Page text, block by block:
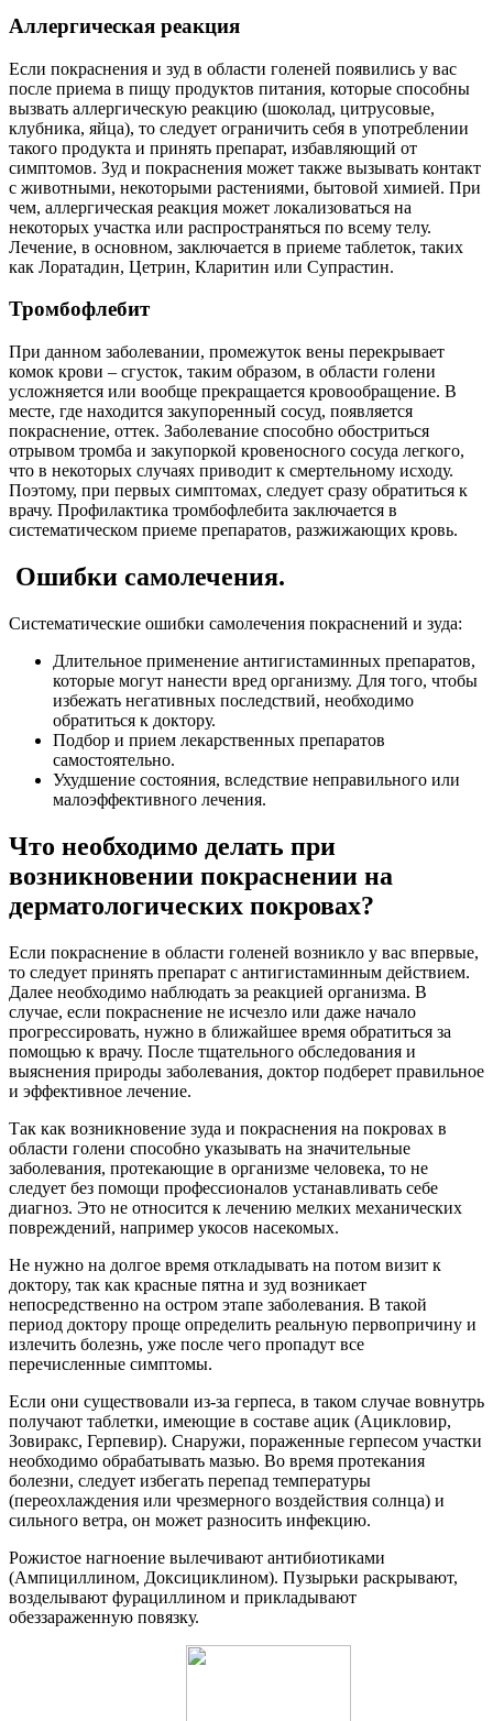
Аллергическая реакция
Если покраснения и зуд в области голеней появились у вас
после приема в пищу продуктов питания, которые способны
вызвать аллергическую реакцию (шоколад, цитрусовые,
клубника, яйца), то следует ограничить себя в употреблении
такого продукта и принять препарат, избавляющий от
симптомов. Зуд и покраснения может также вызывать контакт
с животными, некоторыми растениями, бытовой химией. При
чем, аллергическая реакция может локализоваться на
некоторых участка или распространяться по всему телу.
Лечение, в основном, заключается в приеме таблеток, таких
как Лоратадин, Цетрин, Кларитин или Супрастин.
Тромбофлебит
При данном заболевании, промежуток вены перекрывает
комок крови – сгусток, таким образом, в области голени
усложняется или вообще прекращается кровообращение. В
месте, где находится закупоренный сосуд, появляется
покраснение, оттек. Заболевание способно обостриться
отрывом тромба и закупоркой кровеносного сосуда легкого,
что в некоторых случаях приводит к смертельному исходу.
Поэтому, при первых симптомах, следует сразу обратиться к
врачу. Профилактика тромбофлебита заключается в
систематическом приеме препаратов, разжижающих кровь.
Ошибки самолечения.
Систематические ошибки самолечения покраснений и зуда:
Длительное применение антигистаминных препаратов,
которые могут нанести вред организму. Для того, чтобы
избежать негативных последствий, необходимо
обратиться к доктору.
Подбор и прием лекарственных препаратов
самостоятельно.
Ухудшение состояния, вследствие неправильного или
малоэффективного лечения.
Что необходимо делать при
возникновении покраснении на
дерматологических покровах?
Если покраснение в области голеней возникло у вас впервые,
то следует принять препарат с антигистаминным действием.
Далее необходимо наблюдать за реакцией организма. В
случае, если покраснение не исчезло или даже начало
прогрессировать, нужно в ближайшее время обратиться за
помощью к врачу. После тщательного обследования и
выяснения природы заболевания, доктор подберет правильное
и эффективное лечение.
Так как возникновение зуда и покраснения на покровах в
области голени способно указывать на значительные
заболевания, протекающие в организме человека, то не
следует без помощи профессионалов устанавливать себе
диагноз. Это не относится к лечению мелких механических
повреждений, например укосов насекомых.
Не нужно на долгое время откладывать на потом визит к
доктору, так как красные пятна и зуд возникает
непосредственно на остром этапе заболевания. В такой
период доктору проще определить реальную первопричину и
излечить болезнь, уже после чего пропадут все
перечисленные симптомы.
Если они существовали из-за герпеса, в таком случае вовнутрь
получают таблетки, имеющие в составе ацик (Ацикловир,
Зовиракс, Герпевир). Снаружи, пораженные герпесом участки
необходимо обрабатывать мазью. Во время протекания
болезни, следует избегать перепад температуры
(переохлаждения или чрезмерного воздействия солнца) и
сильного ветра, он может разносить инфекцию.
Рожистое нагноение вылечивают антибиотиками
(Ампициллином, Доксициклином). Пузырьки раскрывают,
возделывают фурациллином и прикладывают
обеззараженную повязку.